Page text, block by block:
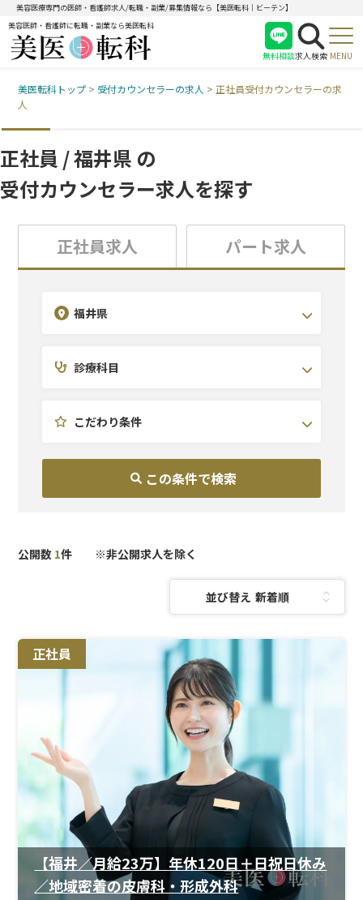
美容医療専門の医師・看護師求人/転職・副業/募集情報なら【美医転科｜ビーテン】
美容医師・看護師に転職・副業なら美医転科
無料相談
医師
求人検索 MENU
美医転科トップ > 受付カウンセラーの求人 >正社員受付カウンセラーの求
人
正社員 / 福井県 の
受付カウンセラー求人を探す
正社員求人 パート求人
福井県
北海道・東北
北陸・甲信越
東海
診療科目
耳鼻咽喉科
皮膚科
医療痩身
こだわり条件
未経験OK
研修充実
副業OK
公開数 1件 ※非公開求人を除く
並び替え：
正社員
【福井／月給23万】年休120日＋日祝日休み
／地域密着の皮膚科・形成外科